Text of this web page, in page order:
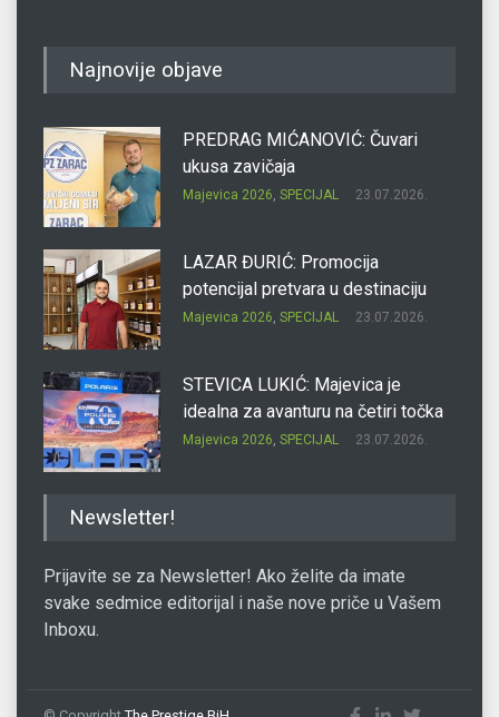
Najnovije objave
PREDRAG MIĆANOVIĆ: Čuvari
ukusa zavičaja
Majevica 2026, SPECIJAL 23.07.2026.
LAZAR ĐURIĆ: Promocija
potencijal pretvara u destinaciju
Majevica 2026, SPECIJAL 23.07.2026.
STEVICA LUKIĆ: Majevica je
idealna za avanturu na četiri točka
Majevica 2026, SPECIJAL 23.07.2026.
Newsletter!
Prijavite se za Newsletter! Ako želite da imate
svake sedmice editorijal i naše nove priče u Vašem
Inboxu.